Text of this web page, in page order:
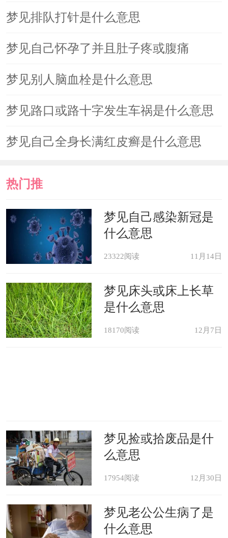
梦见排队打针是什么意思
梦见自己怀孕了并且肚子疼或腹痛
梦见别人脑血栓是什么意思
梦见路口或路十字发生车祸是什么意思
梦见自己全身长满红皮癣是什么意思
热门推
荐
梦见自己感染新冠是
什么意思
23322阅读 11月14日
梦见床头或床上长草
是什么意思
18170阅读 12月7日
梦见捡或拾废品是什
么意思
17954阅读 12月30日
梦见老公公生病了是
什么意思